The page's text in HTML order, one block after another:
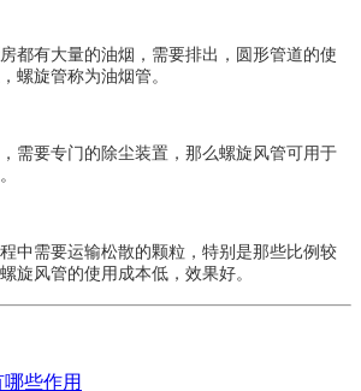
都有大量的油烟，需要排出，圆形管道的使
螺旋管称为油烟管。
需要专门的除尘装置，那么螺旋风管可用于
中需要运输松散的颗粒，特别是那些比例较
旋风管的使用成本低，效果好。
些作用